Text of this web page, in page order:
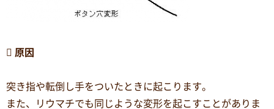
 原因
突き指や転倒し手をついたときに起こります。
また、リウマチでも同じような変形を起こすことがありま